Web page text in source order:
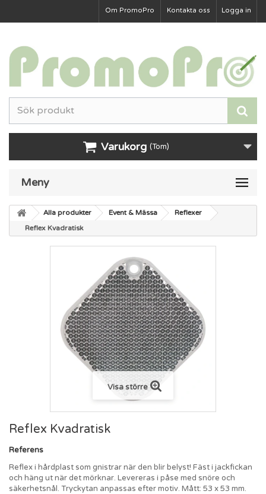
Logga in
Kontakta oss
Om PromoPro
Varukorg (Tom)
Meny
Alla produkter Event & Mässa
Reflexer
Reflex Kvadratisk
Visa större
Reflex Kvadratisk
Referens
Reflex i hårdplast som gnistrar när den blir belyst! Fäst i jackfickan
och häng ut när det mörknar. Levereras i påse med snöre och
säkerhetsnål. Tryckytan anpassas efter motiv. Mått: 53 x 53 mm.